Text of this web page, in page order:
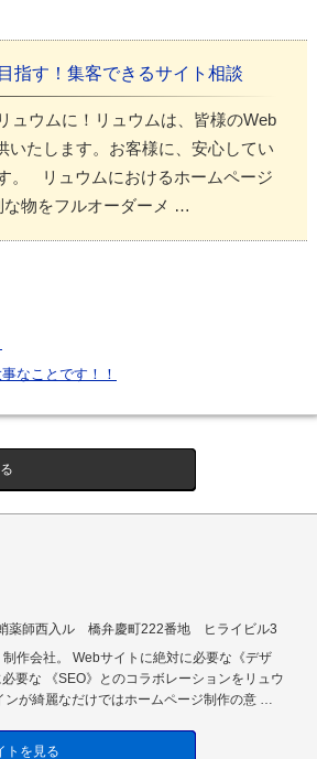
指す！集客できるサイト相談
ュウムに！リュウムは、皆様のWeb
いたします。お客様に、安心してい
。 リュウムにおけるホームページ
な物をフルオーダーメ …
なことです！！
薬師西入ル 橋弁慶町222番地 ヒライビル3
作会社。 Webサイトに絶対に必要な《デザ
要な 《SEO》とのコラボレーションをリュウ
ンが綺麗なだけではホームページ制作の意 …
トを見る